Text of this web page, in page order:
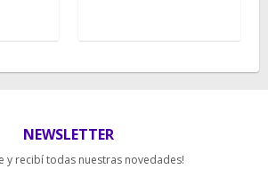
NEWSLETTER
y recibí todas nuestras novedades!